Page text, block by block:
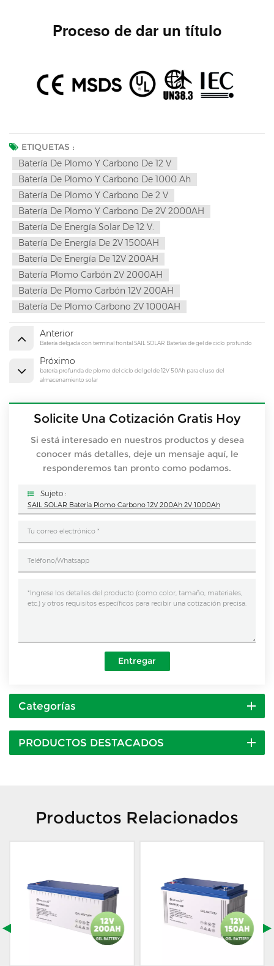
Proceso de dar un título
ETIQUETAS :
Batería De Plomo Y Carbono De 12 V
Batería De Plomo Y Carbono De 1000 Ah
Batería De Plomo Y Carbono De 2 V
Batería De Plomo Y Carbono De 2V 2000AH
Batería De Energía Solar De 12 V.
Batería De Energía De 2V 1500AH
Batería De Energía De 12V 200AH
Batería Plomo Carbón 2V 2000AH
Batería De Plomo Carbón 12V 200AH
Batería De Plomo Carbono 2V 1000AH
Anterior
Batería delgada con terminal frontal SAIL SOLAR Baterías de gel de ciclo profundo
Próximo
batería profunda de plomo del ciclo del gel de 12V 50Ah para el uso del
almacenamiento solar
Solicite Una Cotización Gratis Hoy
Si está interesado en nuestros productos y desea
conocer más detalles, deje un mensaje aquí, le
responderemos tan pronto como podamos.
Sujeto :
SAIL SOLAR Batería Plomo Carbono 12V 200Ah 2V 1000Ah
Entregar
Categorías
PRODUCTOS DESTACADOS
Productos Relacionados